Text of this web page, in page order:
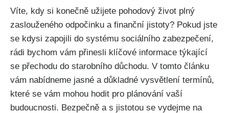
Víte, kdy si konečně užijete pohodový život plný
zaslouženého odpočinku a finanční jistoty? Pokud jste
se kdysi zapojili do systému sociálního zabezpečení,
rádi bychom vám přinesli klíčové informace týkající
se přechodu do starobního důchodu. V tomto článku
vám nabídneme jasné a důkladné vysvětlení termínů,
které se vám mohou hodit pro plánování vaší
budoucnosti. Bezpečně a s jistotou se vydejme na